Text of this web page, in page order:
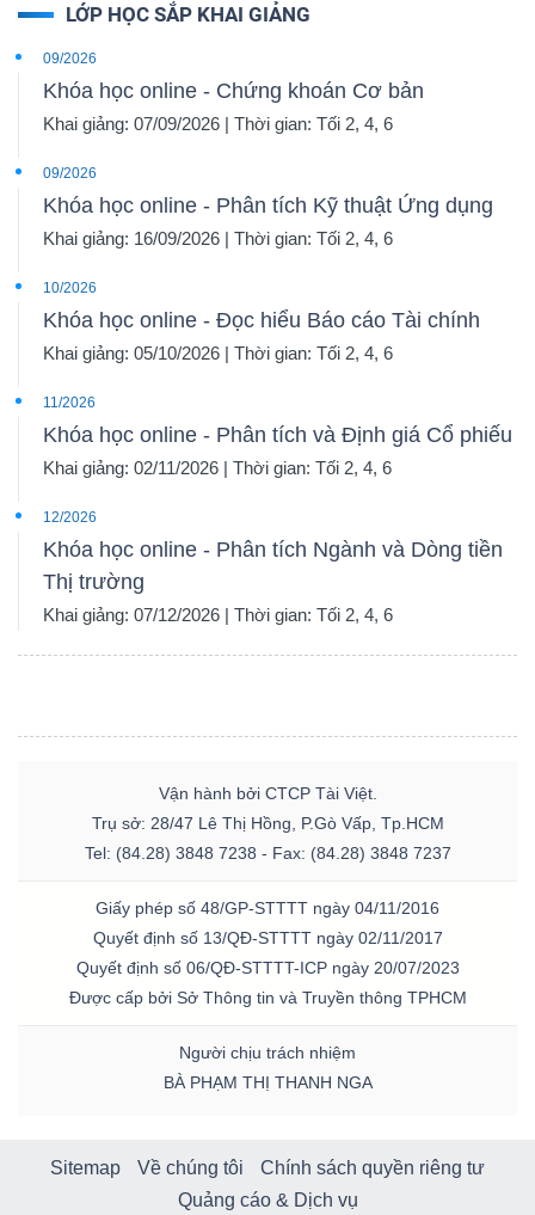
LỚP HỌC SẮP KHAI GIẢNG
09/2026
Khóa học online - Chứng khoán Cơ bản
Khai giảng: 07/09/2026 | Thời gian: Tối 2, 4, 6
09/2026
Khóa học online - Phân tích Kỹ thuật Ứng dụng
Khai giảng: 16/09/2026 | Thời gian: Tối 2, 4, 6
10/2026
Khóa học online - Đọc hiểu Báo cáo Tài chính
Khai giảng: 05/10/2026 | Thời gian: Tối 2, 4, 6
11/2026
Khóa học online - Phân tích và Định giá Cổ phiếu
Khai giảng: 02/11/2026 | Thời gian: Tối 2, 4, 6
12/2026
Khóa học online - Phân tích Ngành và Dòng tiền
Thị trường
Khai giảng: 07/12/2026 | Thời gian: Tối 2, 4, 6
Vận hành bởi CTCP Tài Việt.
Trụ sở: 28/47 Lê Thị Hồng, P.Gò Vấp, Tp.HCM
Tel: (84.28) 3848 7238 - Fax: (84.28) 3848 7237
Giấy phép số 48/GP-STTTT ngày 04/11/2016
Quyết định số 13/QĐ-STTTT ngày 02/11/2017
Quyết định số 06/QĐ-STTTT-ICP ngày 20/07/2023
Được cấp bởi Sở Thông tin và Truyền thông TPHCM
Người chịu trách nhiệm
BÀ PHẠM THỊ THANH NGA
Sitemap Về chúng tôi
Chính sách quyền riêng tư
Quảng cáo & Dịch vụ